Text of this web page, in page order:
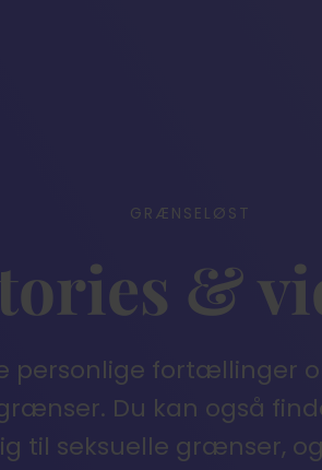
GRÆNSELØST
&
personlige fortællinger
Du kan også
til seksuelle grænser,